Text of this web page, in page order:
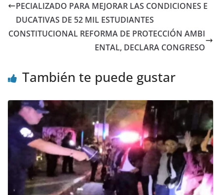
PECIALIZADO PARA MEJORAR LAS CONDICIONES E
DUCATIVAS DE 52 MIL ESTUDIANTES
CONSTITUCIONAL REFORMA DE PROTECCIÓN AMBI
ENTAL, DECLARA CONGRESO
También te puede gustar